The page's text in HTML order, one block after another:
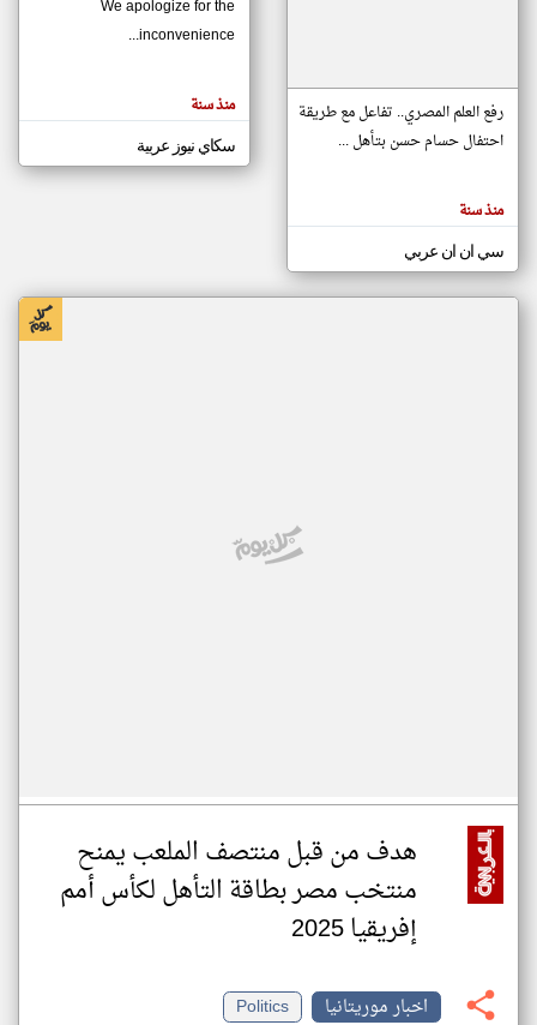
مصادر الأخبار من موريتانيا
اخبار موريتانيا على مدار الساعة
أهم اخبار موريتانيا العاجلة والمباشرة
المقالات
الموجوده
هنا عن
رفع العلم المصري.. تفاعل مع طريقة
احتفال حسام حسن بتأهل ...
منذ سنة
سي ان ان عربي
We apologize for the
inconvenience...
منذ سنة
سكاي نيوز عربية
هدف من قبل منتصف الملعب يمنح
منتخب مصر بطاقة التأهل لكأس أمم
إفريقيا 2025
اخبار موريتانيا
Politics
klyoum.com